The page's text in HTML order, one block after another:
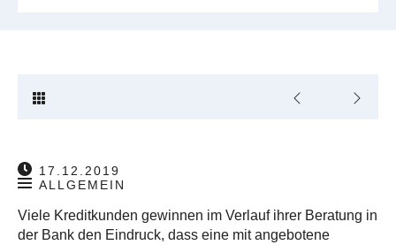
17.12.2019
ALLGEMEIN
Viele Kreditkunden gewinnen im Verlauf ihrer Beratung in
der Bank den Eindruck, dass eine mit angebotene